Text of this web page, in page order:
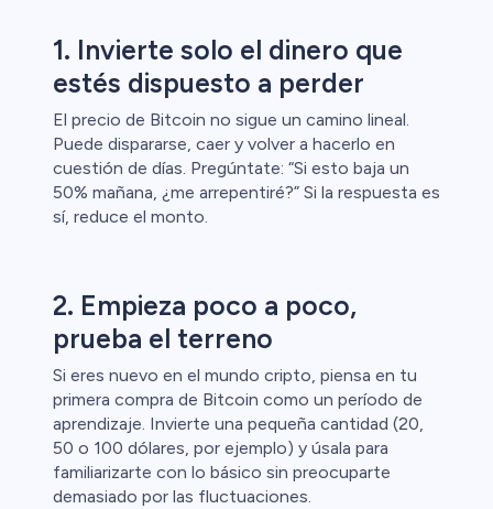
1. Invierte solo el dinero que
estés dispuesto a perder
El precio de Bitcoin no sigue un camino lineal.
Puede dispararse, caer y volver a hacerlo en
cuestión de días. Pregúntate: “Si esto baja un
50% mañana, ¿me arrepentiré?” Si la respuesta es
sí, reduce el monto.
2. Empieza poco a poco,
prueba el terreno
Si eres nuevo en el mundo cripto, piensa en tu
primera compra de Bitcoin como un período de
aprendizaje. Invierte una pequeña cantidad (20,
50 o 100 dólares, por ejemplo) y úsala para
familiarizarte con lo básico sin preocuparte
demasiado por las fluctuaciones.